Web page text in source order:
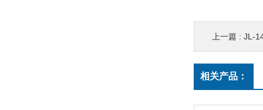
上一篇 : JL-
相关产品：